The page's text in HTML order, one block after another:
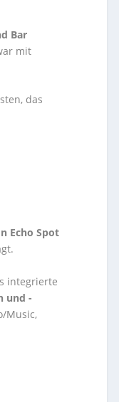
Bar
mit
das
Echo Spot
integrierte
und -
Music,